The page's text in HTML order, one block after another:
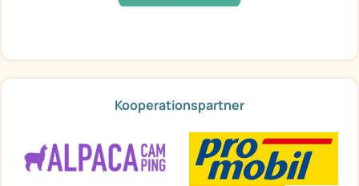
Kooperationspartner